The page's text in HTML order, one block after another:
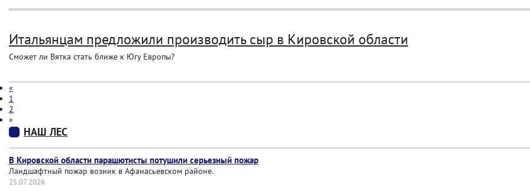
Итальянцам предложили производить сыр в Кировской области
Сможет ли Вятка стать ближе к Югу Европы?
«
1
2
»
НАШ ЛЕС
В Кировской области парашютисты потушили серьезный пожар
Ландшафтный пожар возник в Афанасьевском районе.
25.07.2026